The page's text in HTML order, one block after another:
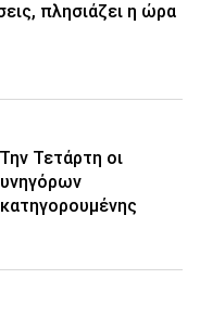
πλησιάζει η ώρα
Τετάρτη οι